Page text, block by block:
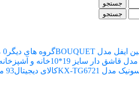
جستجو
جستجو
گروه های دیگر 0 محصول
خانه و
کالای دیجیتال93 محصول